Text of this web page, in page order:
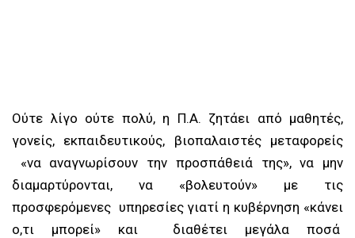
Ούτε λίγο ούτε πολύ, η Π.Α. ζητάει από μαθητές,
γονείς, εκπαιδευτικούς, βιοπαλαιστές μεταφορείς
«να αναγνωρίσουν την προσπάθειά της», να μην
διαμαρτύρονται, να «βολευτούν» με τις
προσφερόμενες υπηρεσίες γιατί η κυβέρνηση «κάνει
ο,τι μπορεί» και διαθέτει μεγάλα ποσά